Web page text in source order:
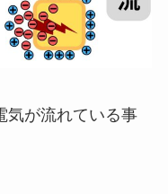
気が流れている事